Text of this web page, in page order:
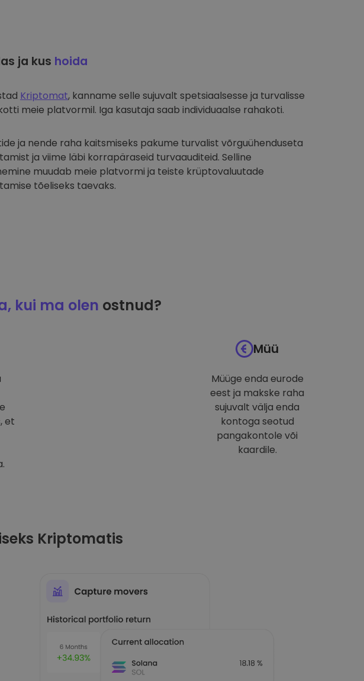
ja kus hoida
Kriptomat, kanname selle sujuvalt spetsiaalsesse ja turvalisse
meie platvormil. Iga kasutaja saab individuaalse rahakoti.
ja nende raha kaitsmiseks pakume turvalist võrguühenduseta
ja viime läbi korrapäraseid turvaauditeid. Selline
muudab meie platvormi ja teiste krüptovaluutade
tõeliseks taevaks.
kui ma olen ostnud?
et
Müü
Müüge enda eurode
eest ja makske raha
sujuvalt välja enda
kontoga seotud
pangakontole või
kaardile.
Kriptomatis